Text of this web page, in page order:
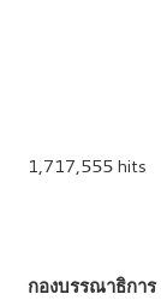
1,717,555 hits
กองบรรณาธิการ